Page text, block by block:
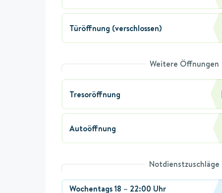
Türöffnung (verschlossen)
Weitere Öffnungen
Tresoröffnung
Autoöffnung
Notdienstzuschläge
Wochentags 18 – 22:00 Uhr